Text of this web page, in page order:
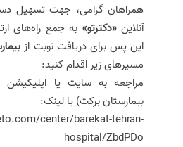
همراهان گرامی، جهت تسهیل
آنلاین«دکترتو» به جمع راه‌های
این پس برای دریافت نوبت از
مسیرهای زیر اقدام کنید:
مراجعه به سایت یا اپلیکیشن
بیمارستان برکت) یا لینک:
center/barekat-tehran-
hospital/ZbdPDo